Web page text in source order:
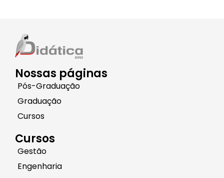
Nossas páginas
Pós-Graduação
Graduação
Cursos
Cursos
Gestão
Engenharia